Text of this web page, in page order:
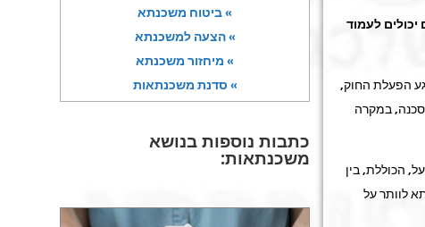
» ביטוח משכנתא
» הצעה למשכנתא
» מיחזור משכנתא
» סדנת משכנתאות
כתבות נוספות בנושא
משכנתאות:
לעמוד
הפעלת החוק,
במקרה
הכוללת, בין
לוותר על